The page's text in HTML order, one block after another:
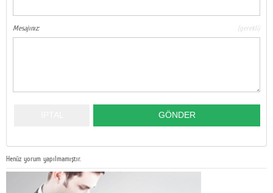
Mesajınız: (gerekli)
Henüz yorum yapılmamıştır.